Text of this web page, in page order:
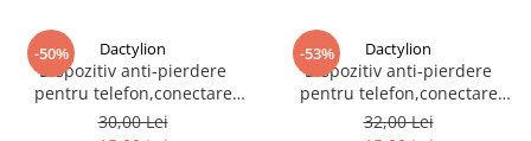
-50% Dactylion
Dispozitiv anti-pierdere
pentru telefon,conectare
Bluetooth,Android si IOS - Alb
30,00 Lei
-53% Dactylion
Dispozitiv anti-pierdere
pentru telefon,conectare
Bluetooth,Android si IOS -
32,00 Lei